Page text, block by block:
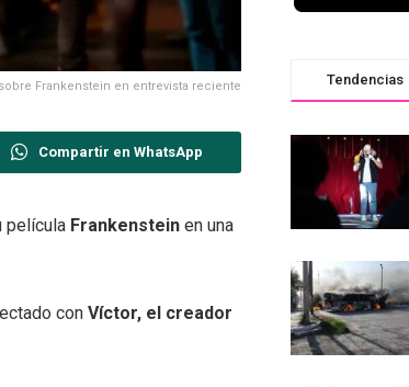
Frankenstein en entrevista reciente
Compartir en WhatsApp
película Frankenstein en una
con Víctor, el creador
Tendencias